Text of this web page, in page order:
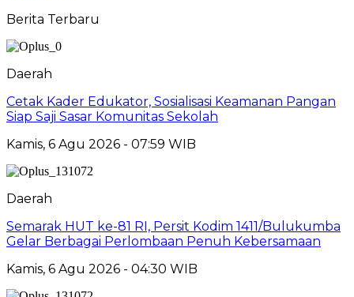
Berita Terbaru
Daerah
Cetak Kader Edukator, Sosialisasi Keamanan Pangan
Siap Saji Sasar Komunitas Sekolah
Kamis, 6 Agu 2026 - 07:59 WIB
Daerah
Semarak HUT ke-81 RI, Persit Kodim 1411/Bulukumba
Gelar Berbagai Perlombaan Penuh Kebersamaan
Kamis, 6 Agu 2026 - 04:30 WIB